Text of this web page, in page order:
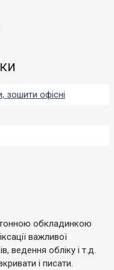
зошити офісні
обкладинкою
важливої
ведення обліку і т.д.
і писати.